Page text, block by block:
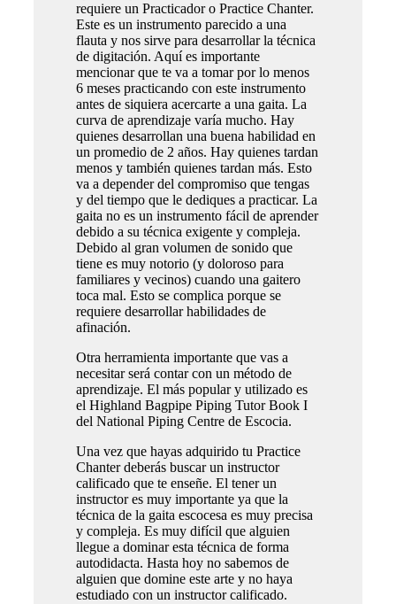
requiere un Practicador o Practice Chanter.
Este es un instrumento parecido a una
flauta y nos sirve para desarrollar la técnica
de digitación. Aquí es importante
mencionar que te va a tomar por lo menos
6 meses practicando con este instrumento
antes de siquiera acercarte a una gaita. La
curva de aprendizaje varía mucho. Hay
quienes desarrollan una buena habilidad en
un promedio de 2 años. Hay quienes tardan
menos y también quienes tardan más. Esto
va a depender del compromiso que tengas
y del tiempo que le dediques a practicar. La
gaita no es un instrumento fácil de aprender
debido a su técnica exigente y compleja.
Debido al gran volumen de sonido que
tiene es muy notorio (y doloroso para
familiares y vecinos) cuando una gaitero
toca mal. Esto se complica porque se
requiere desarrollar habilidades de
afinación.
Otra herramienta importante que vas a
necesitar será contar con un método de
aprendizaje. El más popular y utilizado es
el Highland Bagpipe Piping Tutor Book I
del National Piping Centre de Escocia.
Una vez que hayas adquirido tu Practice
Chanter deberás buscar un instructor
calificado que te enseñe. El tener un
instructor es muy importante ya que la
técnica de la gaita escocesa es muy precisa
y compleja. Es muy difícil que alguien
llegue a dominar esta técnica de forma
autodidacta. Hasta hoy no sabemos de
alguien que domine este arte y no haya
estudiado con un instructor calificado.